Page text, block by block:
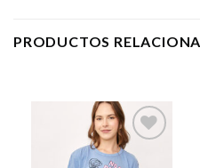
PRODUCTOS